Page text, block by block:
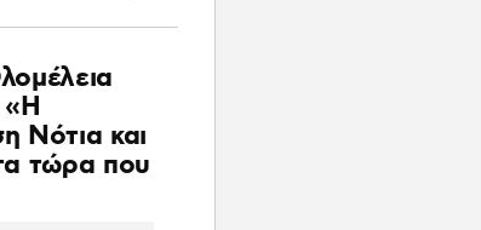
«Η
Νότια και
τώρα που